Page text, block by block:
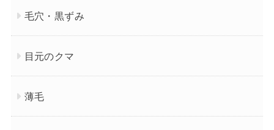
毛穴・黒ずみ
目元のクマ
薄毛